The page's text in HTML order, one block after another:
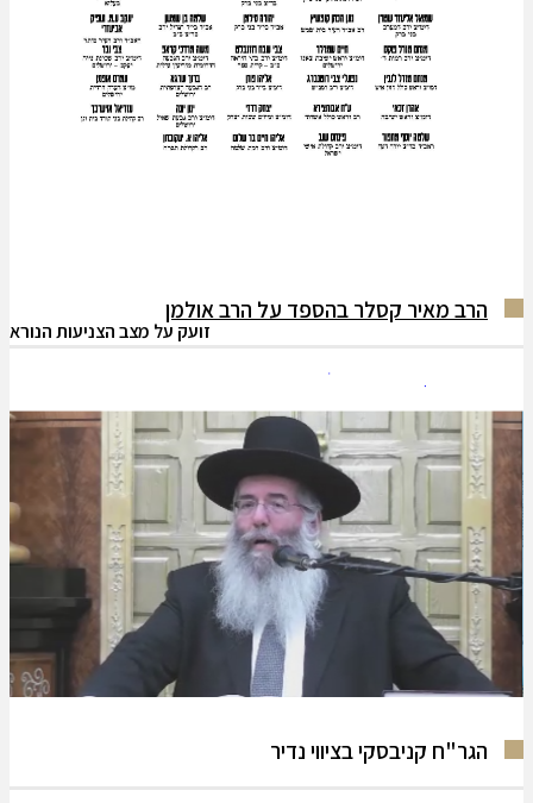
הרב מאיר קסלר בהספד על הרב אולמן
זועק על מצב הצניעות הנורא
הגר"ח קניבסקי בציווי נדיר